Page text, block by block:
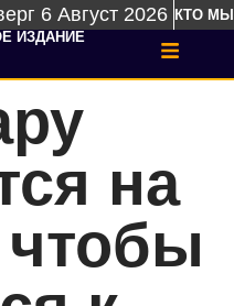
6 Август 2026 КТО МЫ
ИЗДАНИЕ
на